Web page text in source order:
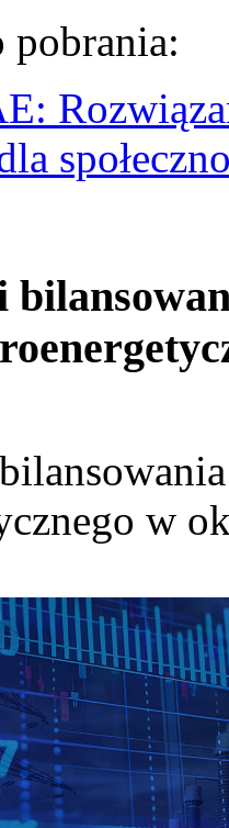
pobrania:
w